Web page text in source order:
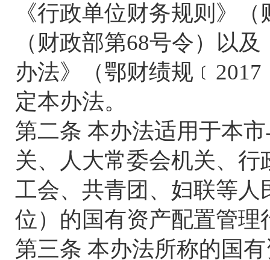
《行政单位财务规则》
（财政部第68号令）以
办法》（鄂财绩规
定本办法。
第二条 本办法适用于本
关、人大常委会机关、
工会、共青团、妇联等
位）的国有资产配置管理
第三条 本办法所称的国